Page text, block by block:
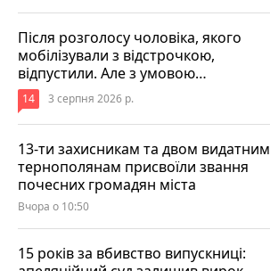
Після розголосу чоловіка, якого
мобілізували з відстрочкою,
відпустили. Але з умовою…
14 3 серпня 2026 р.
13-ти захисникам та двом видатним
тернополянам присвоїли звання
почесних громадян міста
Вчора о 10:50
15 років за вбивство випускниці: